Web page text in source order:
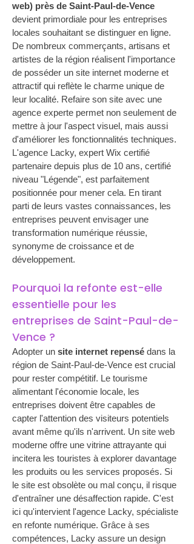
web) près de Saint-Paul-de-Vence
devient primordiale pour les entreprises
locales souhaitant se distinguer en ligne.
De nombreux commerçants, artisans et
artistes de la région réalisent l'importance
de posséder un site internet moderne et
attractif qui reflète le charme unique de
leur localité. Refaire son site avec une
agence experte permet non seulement de
mettre à jour l'aspect visuel, mais aussi
d'améliorer les fonctionnalités techniques.
L'agence Lacky, expert Wix certifié
partenaire depuis plus de 10 ans, certifié
niveau "Légende", est parfaitement
positionnée pour mener cela. En tirant
parti de leurs vastes connaissances, les
entreprises peuvent envisager une
transformation numérique réussie,
synonyme de croissance et de
développement.
Pourquoi la refonte est-elle
essentielle pour les
entreprises de Saint-Paul-de-
Vence ?
Adopter un site internet repensé dans la
région de Saint-Paul-de-Vence est crucial
pour rester compétitif. Le tourisme
alimentant l'économie locale, les
entreprises doivent être capables de
capter l'attention des visiteurs potentiels
avant même qu'ils n'arrivent. Un site web
moderne offre une vitrine attrayante qui
incitera les touristes à explorer davantage
les produits ou les services proposés. Si
le site est obsolète ou mal conçu, il risque
d'entraîner une désaffection rapide. C'est
ici qu'intervient l'agence Lacky, spécialiste
en refonte numérique. Grâce à ses
compétences, Lacky assure un design